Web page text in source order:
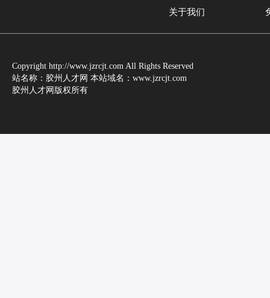
关于我们
Copyright http://www.jzrcjt.com All Rights Reserved
站名称：胶州人才网 本站域名：www.jzrcjt.com
胶州人才网版权所有